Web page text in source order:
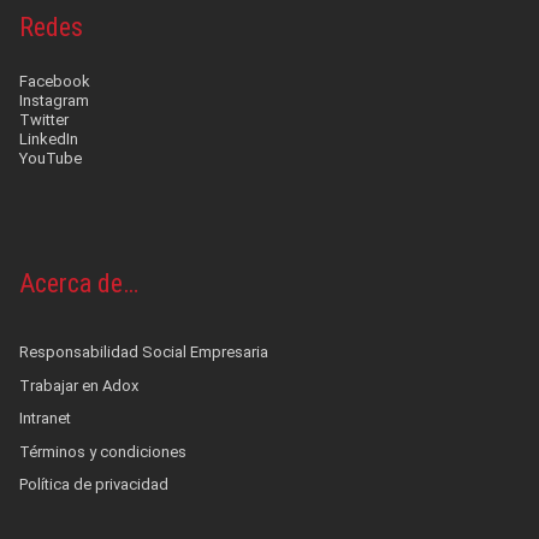
Redes
Facebook
Instagram
Twitter
LinkedIn
YouTube
Acerca de…
Responsabilidad Social Empresaria
Trabajar en Adox
Intranet
Términos y condiciones
Política de privacidad